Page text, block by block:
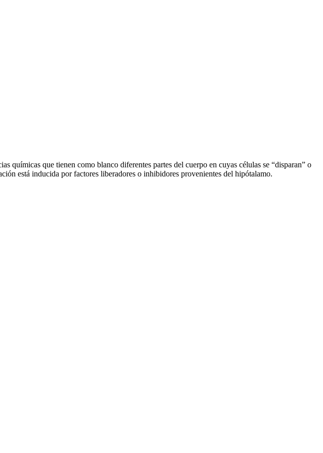
químicas que tienen como blanco diferentes partes del cuerpo en cuyas células se “disparan” o
está inducida por factores liberadores o inhibidores provenientes del hipótalamo.